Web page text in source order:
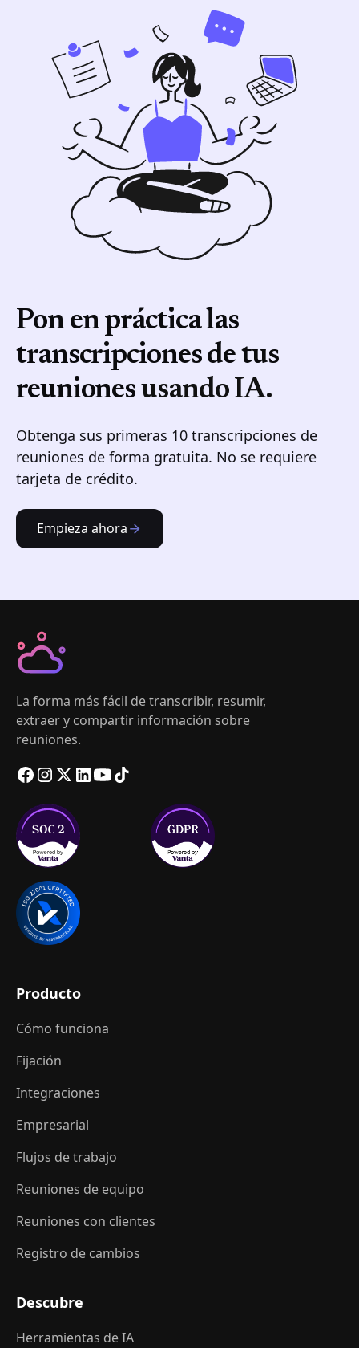
Pon en práctica las
transcripciones de tus
reunionesusando IA.
Obtenga sus primeras 10 transcripciones de
reuniones de forma gratuita. No se requiere
tarjeta de crédito.
Empieza ahora
La forma más fácil de transcribir, resumir,
extraer y compartir información sobre
reuniones.
Producto
Cómo funciona
Fijación
Integraciones
Empresarial
Flujos de trabajo
Reuniones de equipo
Reuniones con clientes
Registro de cambios
Descubre
Herramientas de IA